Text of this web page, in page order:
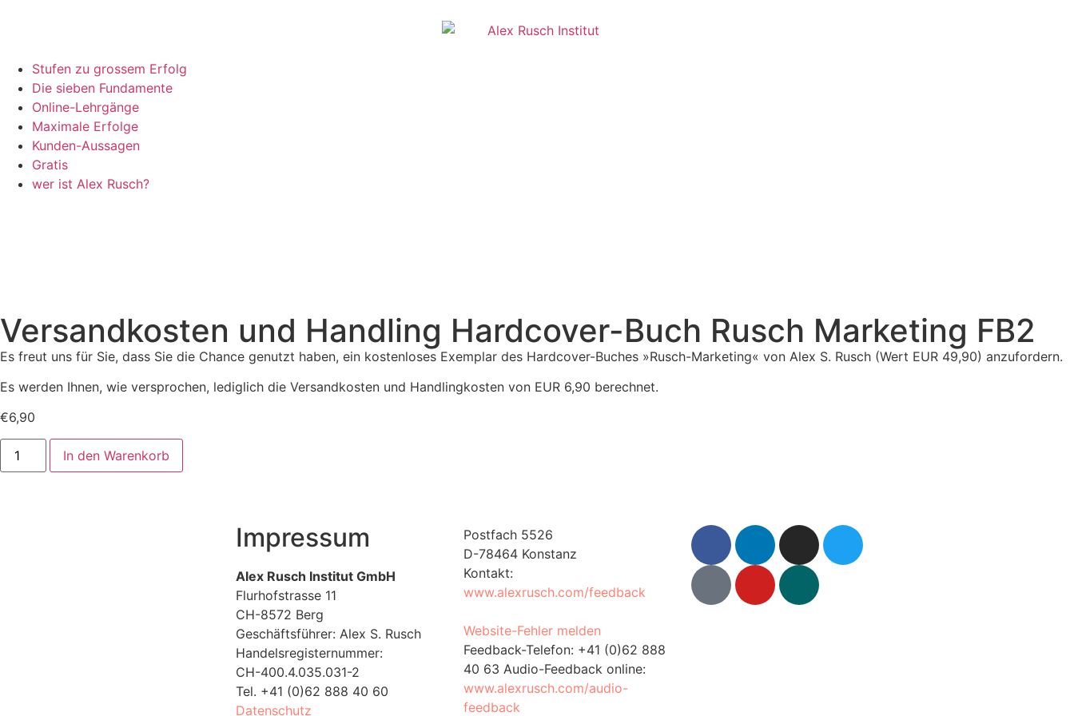
Stufen zu grossem Erfolg
Die sieben Fundamente
Online-Lehrgänge
Maximale Erfolge
Kunden-Aussagen
Gratis
wer ist Alex Rusch?
Versandkosten und Handling Hardcover-Buch Rusch Marketing FB2
Es freut uns für Sie, dass Sie die Chance genutzt haben, ein kostenloses Exemplar des Hardcover-Buches »Rusch-Marketing« von Alex S. Rusch (Wert EUR 49,90) anzufordern.
Es werden Ihnen, wie versprochen, lediglich die Versandkosten und Handlingkosten von EUR 6,90 berechnet.
€6,90
In den Warenkorb
Impressum
Alex Rusch Institut GmbH
Flurhofstrasse 11
CH-8572 Berg
Geschäftsführer: Alex S. Rusch
Handelsregisternummer:
CH-400.4.035.031-2
Tel. +41 (0)62 888 40 60
Datenschutz
Postfach 5526
D-78464 Konstanz
Kontakt:
www.alexrusch.com/feedback
Website-Fehler melden
Feedback-Telefon: +41 (0)62 888
40 63 Audio-Feedback online:
www.alexrusch.com/audio-
feedback